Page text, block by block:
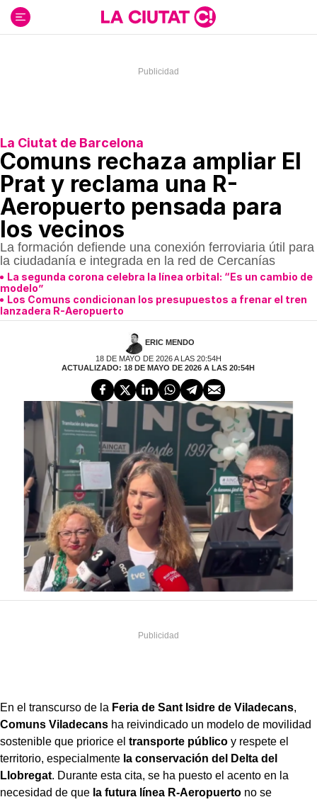
contenido
La Ciutat de Barcelona
Comuns rechaza ampliar El
Prat y reclama una R-
Aeropuerto pensada para
los vecinos
La formación defiende una conexión ferroviaria útil para
la ciudadanía e integrada en la red de Cercanías
La segunda corona celebra la línea orbital: “Es un cambio de
modelo”
Los Comuns condicionan los presupuestos a frenar el tren
lanzadera R-Aeropuerto
ERIC MENDO
18 DE MAYO DE 2026 A LAS 20:54H
ACTUALIZADO: 18 DE MAYO DE 2026 A LAS 20:54H
En el transcurso de la Feria de Sant Isidre de Viladecans,
Comuns Viladecans ha reivindicado un modelo de movilidad
sostenible que priorice el transporte público y respete el
territorio, especialmente la conservación del Delta del
Llobregat. Durante esta cita, se ha puesto el acento en la
necesidad de que la futura línea R-Aeropuerto no se